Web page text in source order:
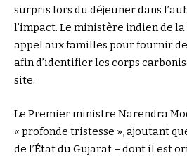
surpris lors du déjeuner dans
l’impact. Le ministère indien de
appel aux familles pour fournir
afin d’identifier les corps
site.
Le Premier ministre Narendra
« profonde tristesse », ajoutant
de l’État du Gujarat – dont il est